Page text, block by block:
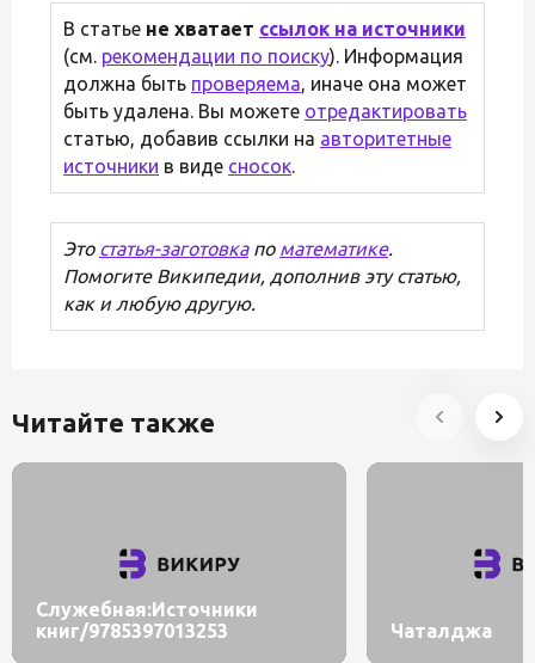
В статье не хватает ссылок на источники
(см. рекомендации по поиску). Информация
должна быть проверяема, иначе она может
быть удалена. Вы можете отредактировать
статью, добавив ссылки на авторитетные
источники в виде сносок.
Это статья-заготовкапо математике.
Помогите Википедии, дополнив эту статью,
как и любую другую.
Читайте также
Служебная:Источники
книг/9785397013253
Чаталджа